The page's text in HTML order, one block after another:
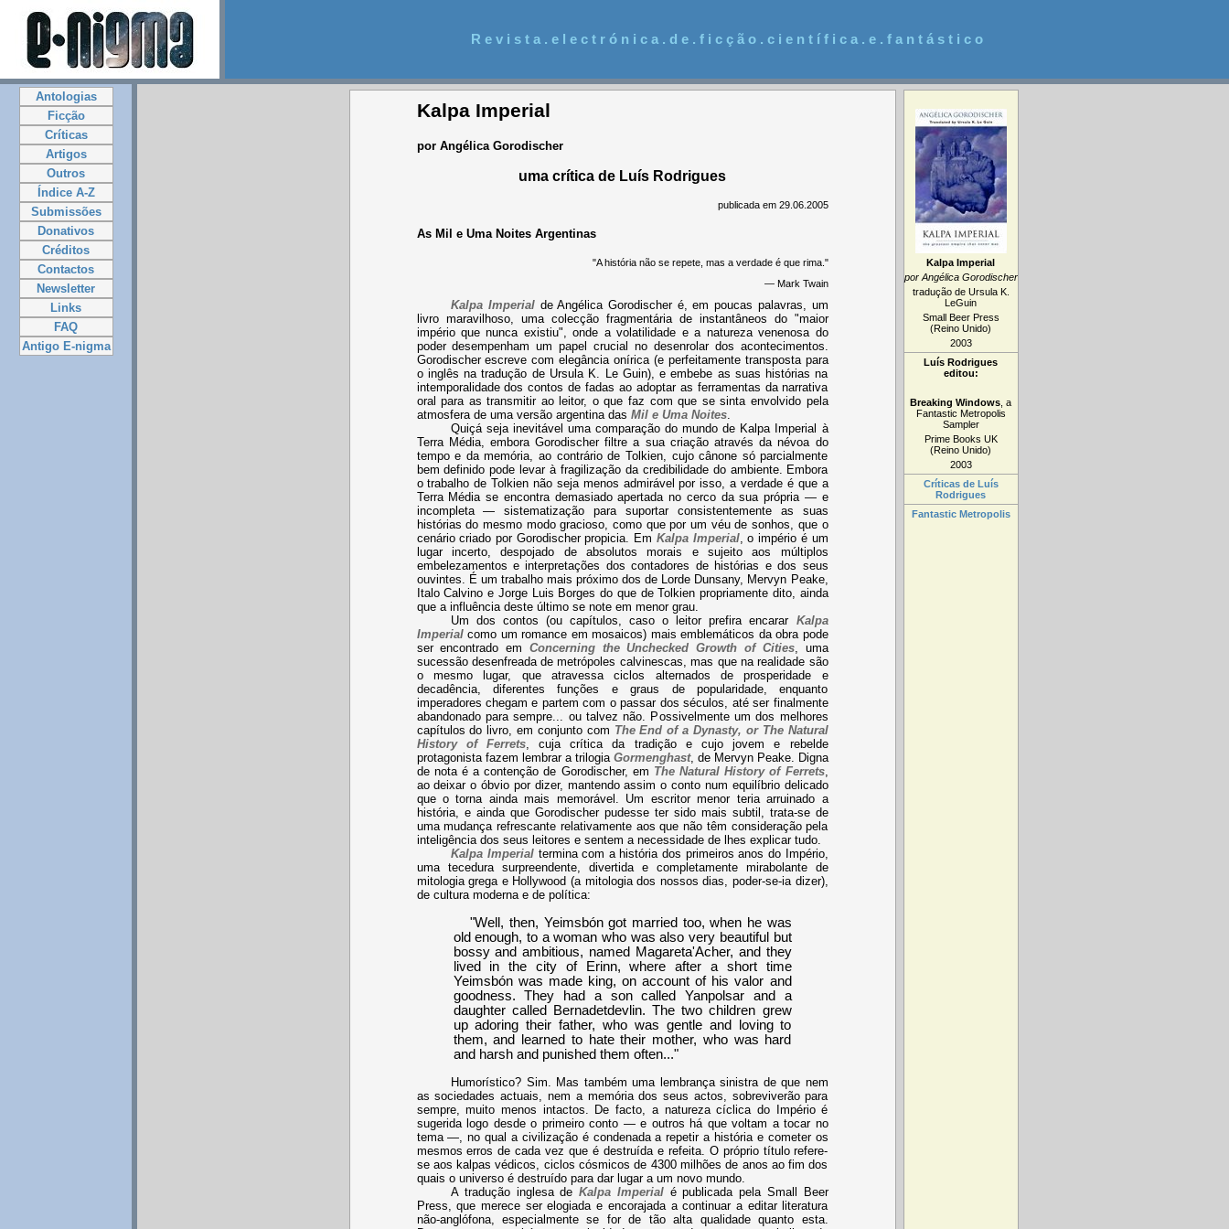
R e v i s t a . e l e c t r ó n i c a . d e . f i c ç ã o . c i e n t í f i c a . e . f a n t á s t i c o
Antologias
Ficção
Críticas
Artigos
Outros
Índice A-Z
Submissões
Donativos
Créditos
Contactos
Newsletter
Links
FAQ
Antigo E-nigma
Kalpa Imperial
por Angélica Gorodischer
uma crítica de Luís Rodrigues
publicada em 29.06.2005
As Mil e Uma Noites Argentinas
"A história não se repete, mas a verdade é que rima."
— Mark Twain
Kalpa Imperialde Angélica Gorodischer é, em poucas palavras, um
livro maravilhoso, uma colecção fragmentária de instantâneos do "maior
império que nunca existiu", onde a volatilidade e a natureza venenosa do
poder desempenham um papel crucial no desenrolar dos acontecimentos.
Gorodischer escreve com elegância onírica (e perfeitamente transposta para
o inglês na tradução de Ursula K. Le Guin), e embebe as suas histórias na
intemporalidade dos contos de fadas ao adoptar as ferramentas da narrativa
oral para as transmitir ao leitor, o que faz com que se sinta envolvido pela
atmosfera de uma versão argentina das Mil e Uma Noites.
Quiçá seja inevitável uma comparação do mundo de Kalpa Imperial à
Terra Média, embora Gorodischer filtre a sua criação através da névoa do
tempo e da memória, ao contrário de Tolkien, cujo cânone só parcialmente
bem definido pode levar à fragilização da credibilidade do ambiente. Embora
o trabalho de Tolkien não seja menos admirável por isso, a verdade é que a
Terra Média se encontra demasiado apertada no cerco da sua própria — e
incompleta — sistematização para suportar consistentemente as suas
histórias do mesmo modo gracioso, como que por um véu de sonhos, que o
cenário criado por Gorodischer propicia. Em Kalpa Imperial, o império é um
lugar incerto, despojado de absolutos morais e sujeito aos múltiplos
embelezamentos e interpretações dos contadores de histórias e dos seus
ouvintes. É um trabalho mais próximo dos de Lorde Dunsany, Mervyn Peake,
Italo Calvino e Jorge Luis Borges do que de Tolkien propriamente dito, ainda
que a influência deste último se note em menor grau.
Um dos contos (ou capítulos, caso o leitor prefira encarar Kalpa
Imperialcomo um romance em mosaicos) mais emblemáticos da obra pode
ser encontrado em Concerning the Unchecked Growth of Cities, uma
sucessão desenfreada de metrópoles calvinescas, mas que na realidade são
o mesmo lugar, que atravessa ciclos alternados de prosperidade e
decadência, diferentes funções e graus de popularidade, enquanto
imperadores chegam e partem com o passar dos séculos, até ser finalmente
abandonado para sempre... ou talvez não. Possivelmente um dos melhores
capítulos do livro, em conjunto com The End of a Dynasty, or The Natural
History of Ferrets, cuja crítica da tradição e cujo jovem e rebelde
protagonista fazem lembrar a trilogia Gormenghast, de Mervyn Peake. Digna
de nota é a contenção de Gorodischer, em The Natural History of Ferrets,
ao deixar o óbvio por dizer, mantendo assim o conto num equilíbrio delicado
que o torna ainda mais memorável. Um escritor menor teria arruinado a
história, e ainda que Gorodischer pudesse ter sido mais subtil, trata-se de
uma mudança refrescante relativamente aos que não têm consideração pela
inteligência dos seus leitores e sentem a necessidade de lhes explicar tudo.
Kalpa Imperialtermina com a história dos primeiros anos do Império,
uma tecedura surpreendente, divertida e completamente mirabolante de
mitologia grega e Hollywood (a mitologia dos nossos dias, poder-se-ia dizer),
de cultura moderna e de política:
"Well, then, Yeimsbón got married too, when he was
old enough, to a woman who was also very beautiful but
bossy and ambitious, named Magareta'Acher, and they
lived in the city of Erinn, where after a short time
Yeimsbón was made king, on account of his valor and
goodness. They had a son called Yanpolsar and a
daughter called Bernadetdevlin. The two children grew
up adoring their father, who was gentle and loving to
them, and learned to hate their mother, who was hard
and harsh and punished them often..."
Humorístico? Sim. Mas também uma lembrança sinistra de que nem
as sociedades actuais, nem a memória dos seus actos, sobreviverão para
sempre, muito menos intactos. De facto, a natureza cíclica do Império é
sugerida logo desde o primeiro conto — e outros há que voltam a tocar no
tema —, no qual a civilização é condenada a repetir a história e cometer os
mesmos erros de cada vez que é destruída e refeita. O próprio título refere-
se aos kalpas védicos, ciclos cósmicos de 4300 milhões de anos ao fim dos
quais o universo é destruído para dar lugar a um novo mundo.
A tradução inglesa deKalpa Imperialé publicada pela Small Beer
Press, que merece ser elogiada e encorajada a continuar a editar literatura
não-anglófona, especialmente se for de tão alta qualidade quanto esta.
Kalpa Imperial
por Angélica Gorodischer
tradução de Ursula K.
LeGuin
Small Beer Press
(Reino Unido)
2003
Luís Rodrigues
editou:
Breaking Windows , a
Fantastic Metropolis
Sampler
Prime Books UK
(Reino Unido)
2003
Críticas de Luís
Rodrigues
Fantastic Metropolis